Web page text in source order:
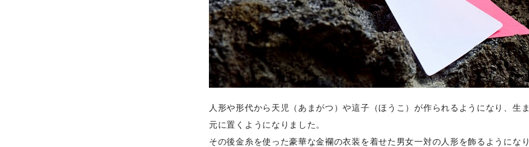
人形や形代から天児（あまがつ）や這子（ほうこ）が作られるようになり、生
元に置くようになりました。
その後金糸を使った豪華な金襴の衣装を着せた男女一対の人形を飾るようになり